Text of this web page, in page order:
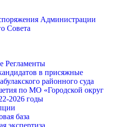
Администрации
Совета
Регламенты
в присяжные
районного суда
по МО «Городской округ
2026 годы
база
экспертиза